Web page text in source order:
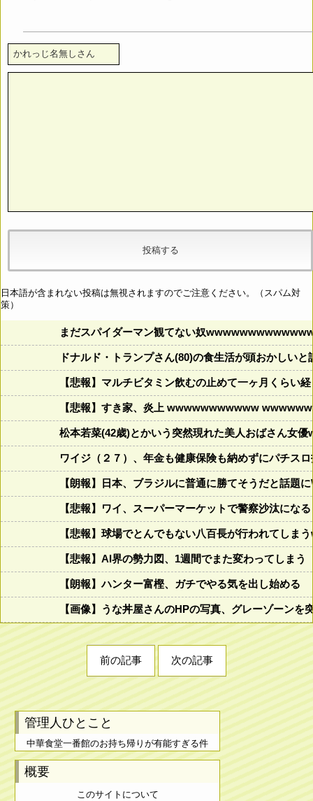
日本語が含まれない投稿は無視されますのでご注意ください。（スパム対
策）
まだスパイダーマン観てない奴
ドナルド・トランプさん(80)の食生活が頭おかしい
【悲報】マルチビタミン飲むの止めて一ヶ月くらい
【悲報】すき家、炎上 wwwwwwwwwww
松本若菜(42歳)とかいう突然現れた美人おばさん女優
ワイジ（２７）、年金も健康保険も納めずにパチス
【朗報】日本、ブラジルに普通に勝てそうだと話題
【悲報】ワイ、スーパーマーケットで警察沙汰にな
【悲報】球場でとんでもない八百長が行われてし
【悲報】AI界の勢力図、1週間でまた変わってしまう
【朗報】ハンター富樫、ガチでやる気を出し始める
【画像】うな丼屋さんのHPの写真、グレーゾーンを
前の記事 次の記事
管理人ひとこと
中華食堂一番館のお持ち帰りが有能すぎる件
概要
このサイトについて